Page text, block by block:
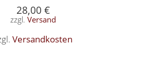
28,00 €
zzgl. Versand
Versandkosten